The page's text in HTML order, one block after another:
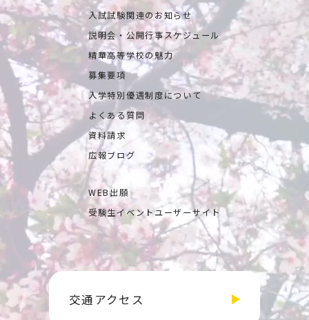
入試試験関連のお知らせ
説明会・公開行事スケジュール
精華高等学校の魅力
募集要項
入学特別優遇制度について
よくある質問
資料請求
広報ブログ
WEB出願
受験生イベントユーザーサイト
交通アクセス